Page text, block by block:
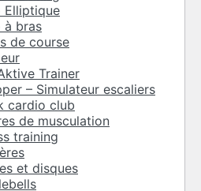
Elliptique
à bras
de course
Trainer
– Simulateur escaliers
cardio club
de musculation
training
et disques